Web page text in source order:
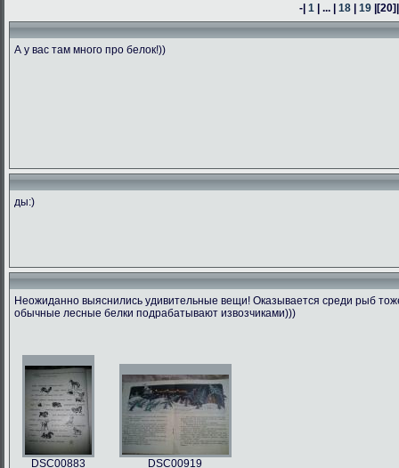
-| 1 | ... | 18 | 19 |[20]
А у вас там много про белок!))
ды:)
Неожиданно выяснились удивительные вещи! Оказывается среди рыб
обычные лесные белки подрабатывают извозчиками)))
DSC00883
DSC00919